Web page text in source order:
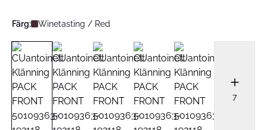
Färg: Winetasting / Red
7